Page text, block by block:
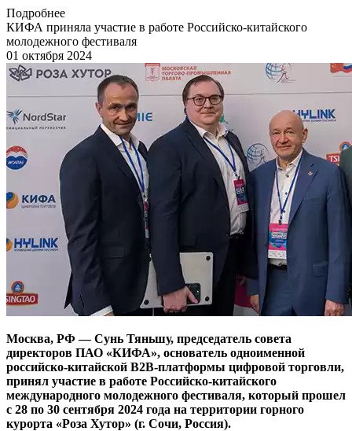
Подробнее
КИФА приняла участие в работе Российско-китайского
молодежного фестиваля
01 октября 2024
Москва, РФ—Сунь Тяньшу, председатель совета
директоров ПАО «КИФА», основатель одноименной
российско-китайской B2B-платформы цифровой торговли,
принял участие в работе Российско-китайского
международного молодежного фестиваля, который прошел
с 28 по 30 сентября 2024 года на территории горного
курорта «Роза Хутор» (г. Сочи, Россия).